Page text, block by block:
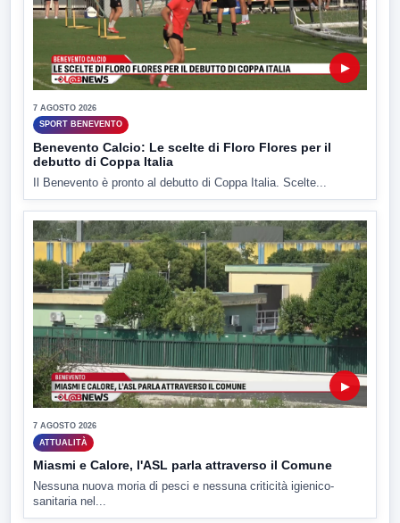
▶
7 AGOSTO 2026
SPORT BENEVENTO
Benevento Calcio: Le scelte di Floro Flores per il
debutto di Coppa Italia
Il Benevento è pronto al debutto di Coppa Italia. Scelte...
▶
7 AGOSTO 2026
ATTUALITÀ
Miasmi e Calore, l'ASL parla attraverso il Comune
Nessuna nuova moria di pesci e nessuna criticità igienico-
sanitaria nel...